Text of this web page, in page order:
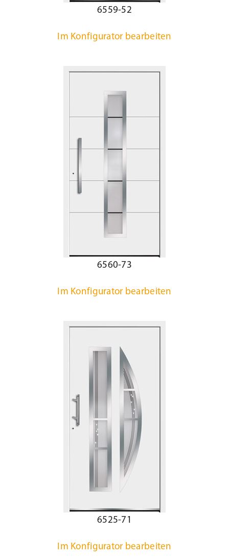
6559-52
Im Konfigurator bearbeiten
6560-73
Im Konfigurator bearbeiten
6525-71
Im Konfigurator bearbeiten